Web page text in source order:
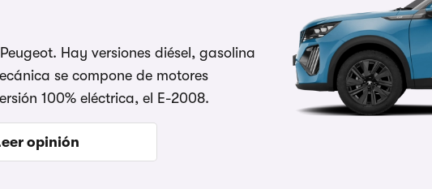
Hay versiones diésel, gasolina
se compone de motores
100% eléctrica, el E-2008.
opinión